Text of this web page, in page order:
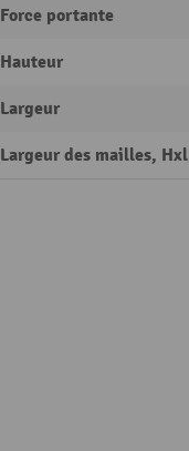
Force portante
Hauteur
Largeur
Largeur des mailles, Hxl